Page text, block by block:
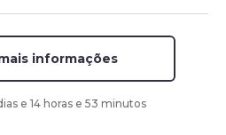
informações
e 14 horas e 53 minutos